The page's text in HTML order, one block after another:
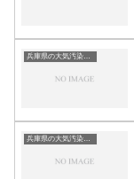
兵庫県の大気汚染・PM2.5・黄砂・エアロゾルの数値
兵庫県の大気汚染・PM2.5・黄砂・エアロゾルの数値